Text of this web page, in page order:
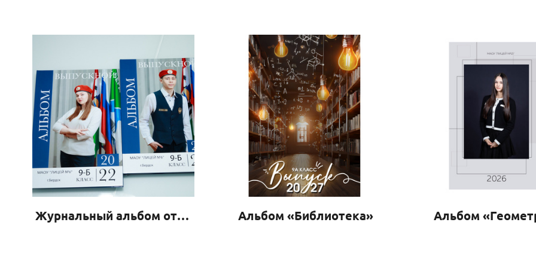
Журнальный альбом от 24 стр Альбом «Библиотека» Альбом